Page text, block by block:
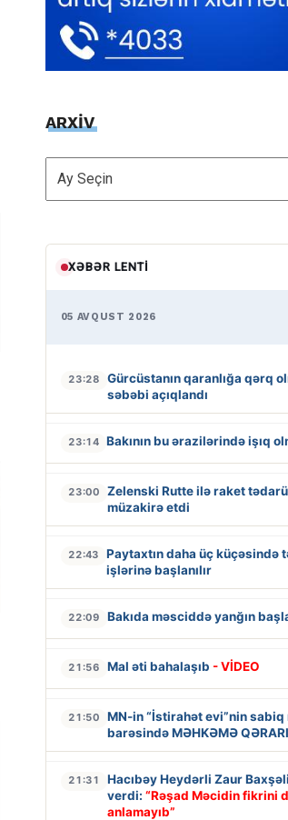
ARXİV
ARXİV
XƏBƏR LENTI
05 AVQUST 2026
23:28
Gürcüstanın qaranlığa qərq
səbəbi açıqlandı
23:14 Bakının bu ərazilərində işıq
23:00
Zelenski Rutte ilə raket
müzakirə etdi
22:43
Paytaxtın daha üç küçəsində
işlərinə başlanılır
22:09 Bakıda məsciddə yanğın
21:56 Mal əti bahalaşıb - VİDEO
21:50
MN-in “İstirahət evi”nin sabiq
barəsində MƏHKƏMƏ
21:31
Hacıbəy Heydərli Zaur
verdi: “Rəşad Məcidin fikrini
anlamayıb”